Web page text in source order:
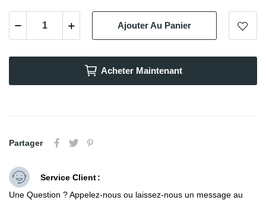
Ajouter Au Panier
Acheter Maintenant
Partager
Service Client
Une Question ? Appelez-nous ou laissez-nous un message au